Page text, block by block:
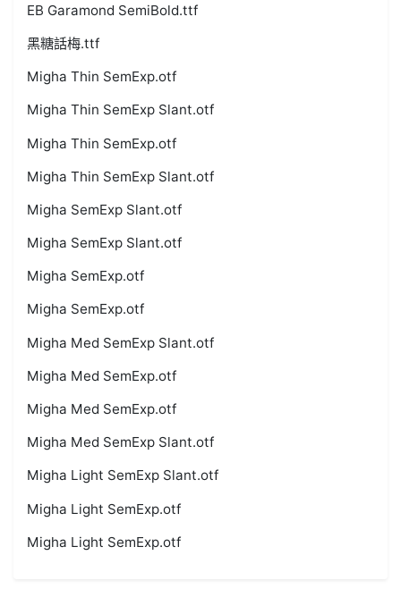
EB Garamond SemiBold.ttf
黑糖話梅.ttf
Migha Thin SemExp.otf
Migha Thin SemExp Slant.otf
Migha Thin SemExp.otf
Migha Thin SemExp Slant.otf
Migha SemExp Slant.otf
Migha SemExp Slant.otf
Migha SemExp.otf
Migha SemExp.otf
Migha Med SemExp Slant.otf
Migha Med SemExp.otf
Migha Med SemExp.otf
Migha Med SemExp Slant.otf
Migha Light SemExp Slant.otf
Migha Light SemExp.otf
Migha Light SemExp.otf